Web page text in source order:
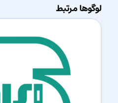
لوگوها مرتبط